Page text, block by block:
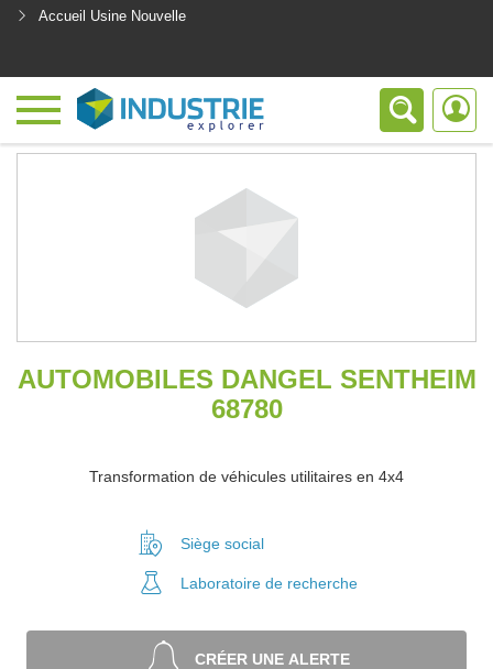
Accueil Usine Nouvelle
AUTOMOBILES DANGEL SENTHEIM
68780
Transformation de véhicules utilitaires en 4x4
Siège social
Laboratoire de recherche
CRÉER UNE ALERTE